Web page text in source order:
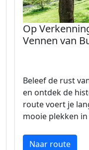
Op
Vennen van
Beleef de rust
en ontdek de
route voert je
mooie plekken
Naar route